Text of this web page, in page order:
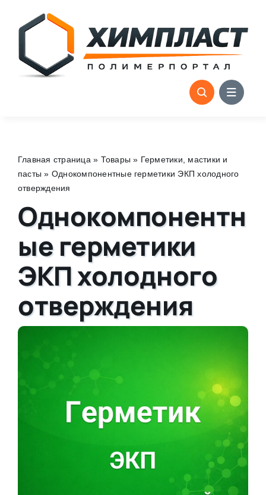
content
Главная страница » Товары » Герметики, мастики и
пасты » Однокомпонентные герметики ЭКП холодного
отверждения
Однокомпонентн
ые герметики
ЭКП холодного
отверждения